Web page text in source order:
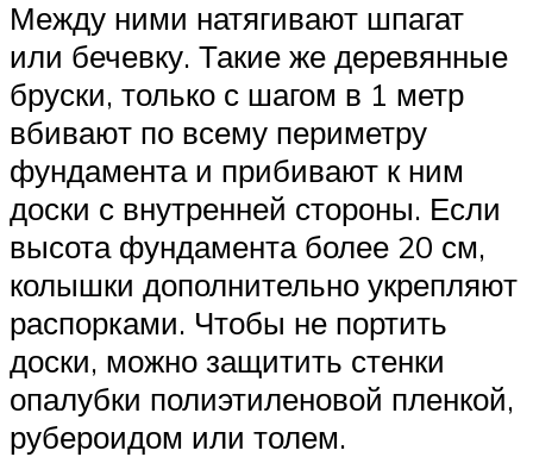
Между ними натягивают шпагат
или бечевку. Такие же деревянные
бруски, только с шагом в 1 метр
вбивают по всему периметру
фундамента и прибивают к ним
доски с внутренней стороны. Если
высота фундамента более 20 см,
колышки дополнительно укрепляют
распорками. Чтобы не портить
доски, можно защитить стенки
опалубки полиэтиленовой пленкой,
рубероидом или толем.